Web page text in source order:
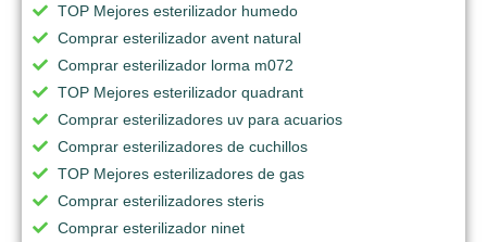
TOP Mejores esterilizador humedo
Comprar esterilizador avent natural
Comprar esterilizador lorma m072
TOP Mejores esterilizador quadrant
Comprar esterilizadores uv para acuarios
Comprar esterilizadores de cuchillos
TOP Mejores esterilizadores de gas
Comprar esterilizadores steris
Comprar esterilizador ninet